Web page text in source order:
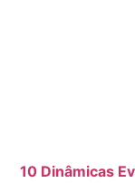
10 Dinâmicas